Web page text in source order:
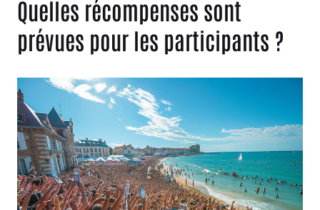
Quelles récompenses sont
prévues pour les participants ?